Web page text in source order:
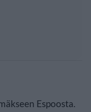
Espoosta.